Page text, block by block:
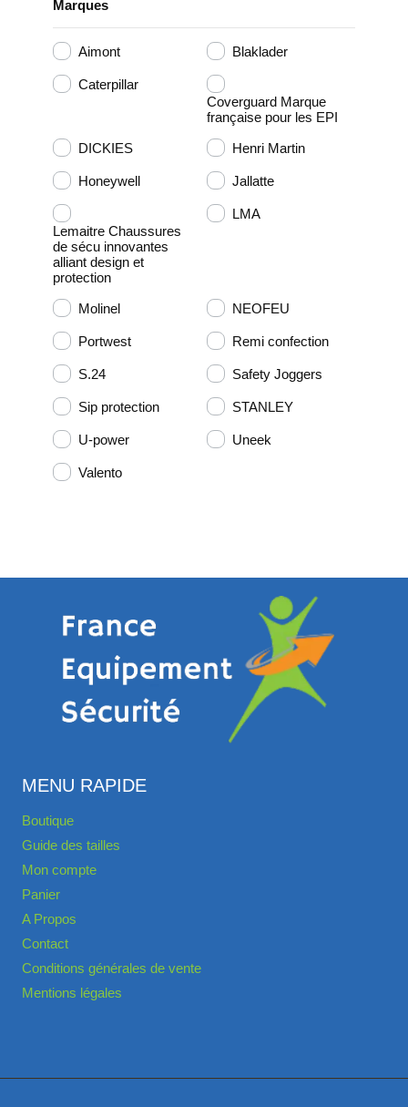
Marques
Aimont Blaklader
Caterpillar
Coverguard Marque
française pour les EPI
DICKIES
Henri Martin
Honeywell Jallatte
Lemaitre Chaussures
de sécu innovantes
alliant design et
protection
LMA
Molinel NEOFEU
Portwest Remi confection
S.24 Safety Joggers
Sip protection STANLEY
U-power Uneek
Valento
MENU RAPIDE
Boutique
Guide des tailles
Mon compte
Panier
A Propos
Contact
Conditions générales de vente
Mentions légales